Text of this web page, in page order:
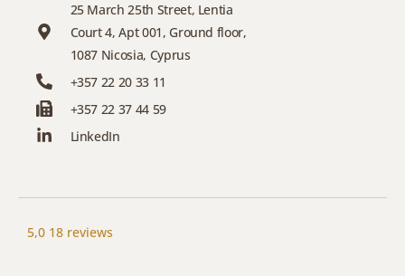
25 March 25th Street, Lentia
Court 4, Apt 001, Ground floor,
1087 Nicosia, Cyprus
+357 22 20 33 11
+357 22 37 44 59
LinkedIn
5,0 18 reviews